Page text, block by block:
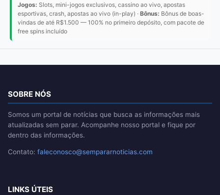
Jogos: Slots, mini-jogos exclusivos, cassino ao vivo, apostas
esportivas, crash, apostas ao vivo (in-play) · Bônus: Bônus de boas-
vindas de até R$1.500 — 100% no primeiro depósito, com pacote de
free spins incluído
SOBRE NÓS
Somos um portal de notícias que busca as informações mais
atualizadas sem parar. Acompanhe nosso portal e fique por
dentro das informações.
Contato: faleconosco@sempararnoticias.com
LINKS ÚTEIS